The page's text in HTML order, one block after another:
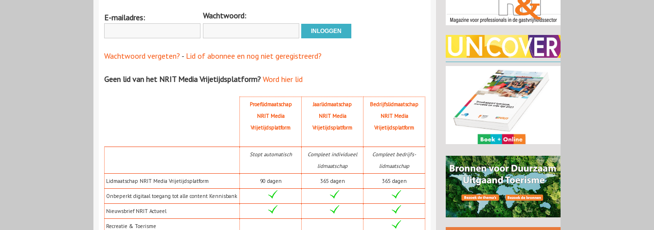
E-mailadres: Wachtwoord:
Wachtwoord vergeten? - Lid of abonnee en nog niet geregistreerd?
Geen lid van het NRIT Media Vrijetijdsplatform? Word hier lid
Proeflidmaatschap
NRIT Media
Vrijetijdsplatform
Jaarlidmaatschap
NRIT Media
Vrijetijdsplatform
Bedrijfslidmaatschap
NRIT Media
Vrijetijdsplatform
Stopt automatisch
Compleet individueel
lidmaatschap
Compleet bedrijfs-
lidmaatschap
Lidmaatschap NRIT Media Vrijetijdsplatform 90 dagen 365 dagen 365 dagen
Onbeperkt digitaal toegang tot alle content Kennisbank
Nieuwsbrief NRIT Actueel
Recreatie & Toerisme